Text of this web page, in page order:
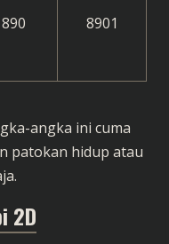
890 8901
angka ini cuma
patokan hidup atau
2D